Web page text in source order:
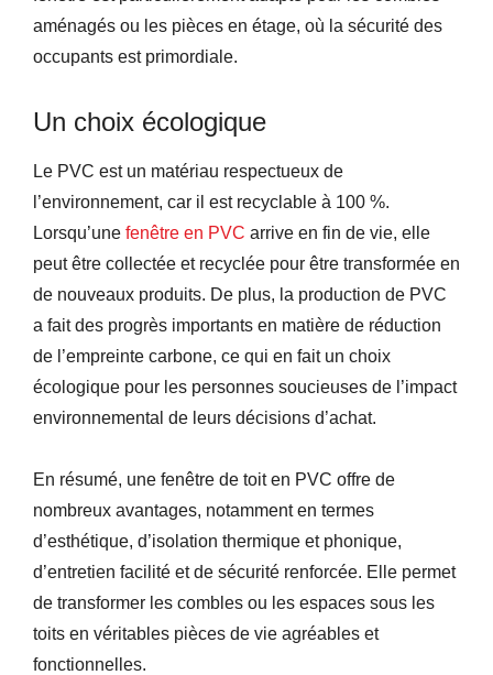
aménagés ou les pièces en étage, où la sécurité des
occupants est primordiale.
Un choix écologique
Le PVC est un matériau respectueux de
l’environnement, car il est recyclable à 100 %.
Lorsqu’une fenêtre en PVC arrive en fin de vie, elle
peut être collectée et recyclée pour être transformée en
de nouveaux produits. De plus, la production de PVC
a fait des progrès importants en matière de réduction
de l’empreinte carbone, ce qui en fait un choix
écologique pour les personnes soucieuses de l’impact
environnemental de leurs décisions d’achat.
En résumé, une fenêtre de toit en PVC offre de
nombreux avantages, notamment en termes
d’esthétique, d’isolation thermique et phonique,
d’entretien facilité et de sécurité renforcée. Elle permet
de transformer les combles ou les espaces sous les
toits en véritables pièces de vie agréables et
fonctionnelles.